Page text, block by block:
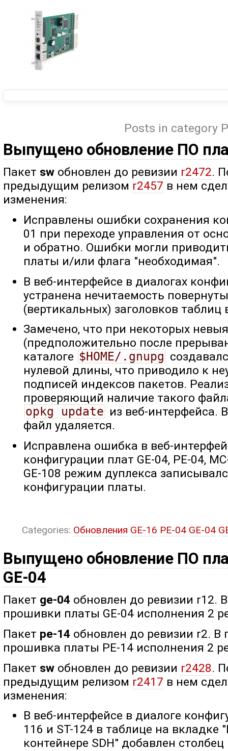
Posts in category
Выпущено обновление ПО
Пакет sw обновлен до ревизии r2472.
предыдущим релизом r2457 в нем
изменения:
Исправлены ошибки сохранения
01 при переходе управления от
и обратно. Ошибки могли
платы и/или флага "необходимая".
В веб-интерфейсе в диалогах
устранена нечитаемость
(вертикальных) заголовков таблиц
Замечено, что при некоторых
(предположительно после
каталоге $HOME/.gnupg
нулевой длины, что приводило к
подписей индексов пакетов.
проверяющий наличие такого
opkg update из веб-интерфейса.
файл удаляется.
Исправлена ошибка в веб-
конфигурации плат GE-04, PE-04,
GE-108 режим дуплекса
конфигурации платы.
Categories: Обновления GE-16 PE-04 GE-04
Выпущено обновление ПО
GE-04
Пакет ge-04 обновлен до ревизии r12.
прошивки платы GE-04 исполнения 2
Пакет pe-14 обновлен до ревизии r2. В
прошивка платы PE-14 исполнения 2
Пакет sw обновлен до ревизии r2428.
предыдущим релизом r2417 в нем
изменения:
В веб-интерфейсе в диалоге
116 и ST-124 в таблице на вкладке
контейнере SDH" добавлен столбец